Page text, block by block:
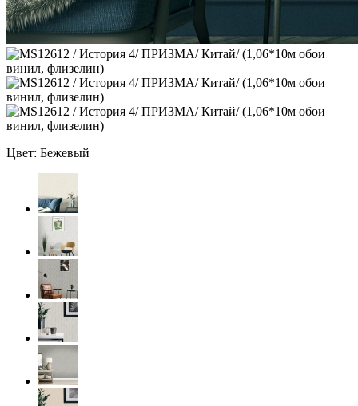
Цвет: Бежевый